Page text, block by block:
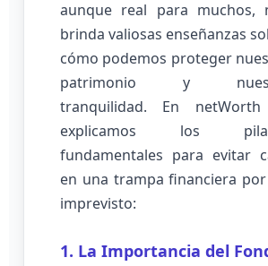
aunque real para muchos,
brinda valiosas enseñanzas
cómo podemos proteger
patrimonio y
tranquilidad. En
explicamos los
fundamentales para evitar
en una trampa financiera
imprevisto:
1. La Importancia del